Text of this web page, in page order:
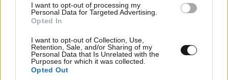
I want to opt-out of processing my
Personal Data for Targeted Advertising.
Opted In
I want to opt-out of Collection, Use,
Retention, Sale, and/or Sharing of my
Personal Data that Is Unrelated with the
Purposes for which it was collected.
Opted Out